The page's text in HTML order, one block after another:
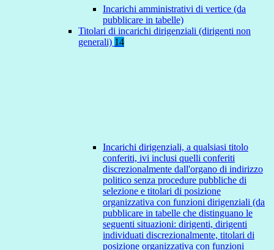
Incarichi amministrativi di vertice (da
pubblicare in tabelle)
Titolari di incarichi dirigenziali (dirigenti non
generali) 14
Incarichi dirigenziali, a qualsiasi titolo
conferiti, ivi inclusi quelli conferiti
discrezionalmente dall'organo di indirizzo
politico senza procedure pubbliche di
selezione e titolari di posizione
organizzativa con funzioni dirigenziali (da
pubblicare in tabelle che distinguano le
seguenti situazioni: dirigenti, dirigenti
individuati discrezionalmente, titolari di
posizione organizzativa con funzioni